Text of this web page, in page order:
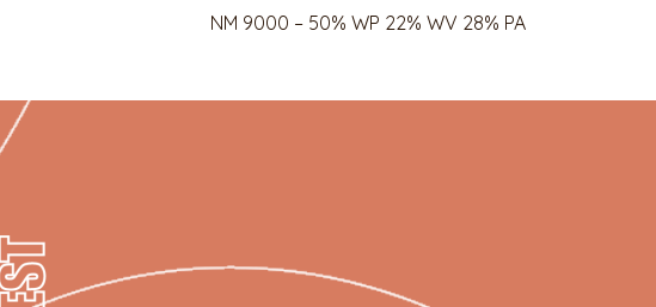
NM 9000 – 50% WP 22% WV 28% PA